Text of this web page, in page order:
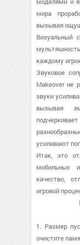
мира
вызывая
Визуальный
каждому
Звуковое
Makeover не
звуки
вызывая
усиливают
Итак, это
мобильных
качество,
игровой
1. Размер
очистите